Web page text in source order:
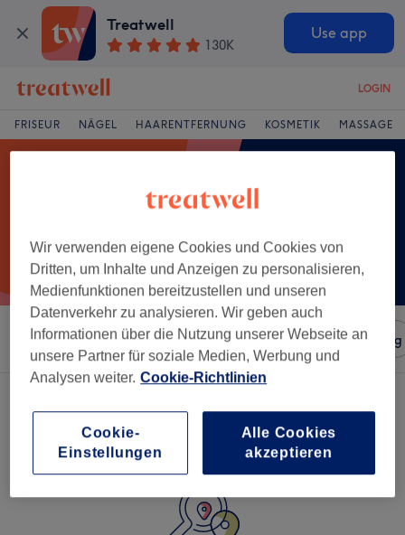
Treatwell
130K
Use app
LOGIN
FRISEUR NÄGEL HAARENTFERNUNG KOSMETIK MASSAGE
Sortieren nach Salons Expressangebote Bewertung
Wir verwenden eigene Cookies und Cookies von
Dritten, um Inhalte und Anzeigen zu personalisieren,
Medienfunktionen bereitzustellen und unseren
Datenverkehr zu analysieren. Wir geben auch
Informationen über die Nutzung unserer Webseite an
unsere Partner für soziale Medien, Werbung und
Analysen weiter. Cookie-Richtlinien
Cookie-
Einstellungen
Alle Cookies
akzeptieren